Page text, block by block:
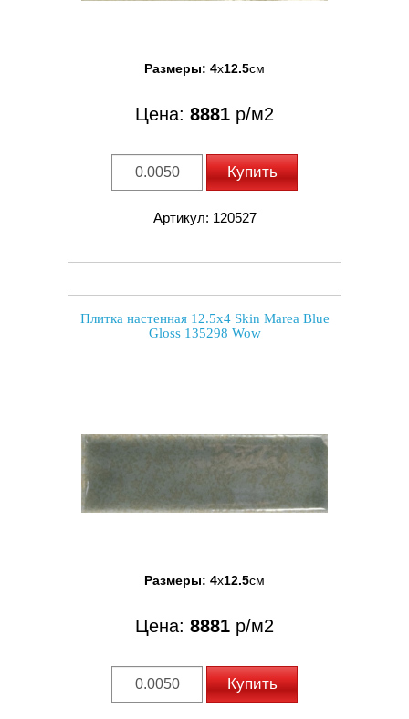
Размеры: 4x12.5см
Цена: 8881 р/м2
Купить
Артикул: 120527
Плитка настенная 12.5x4 Skin Marea Blue
Gloss 135298 Wow
Размеры: 4x12.5см
Цена: 8881 р/м2
Купить